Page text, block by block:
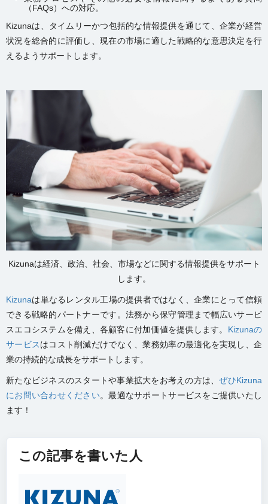
（FAQs）への対応。
Kizunaは、タイムリーかつ包括的な情報提供を通じて、企業が経営
状況を総合的に評価し、現在の市場に適した戦略的な意思決定を行
えるようサポートします。
Kizunaは経済、政治、社会、市場などに関する情報提供をサポート
します。
Kizunaは単なるレンタル工場の提供者ではなく、企業にとって信頼
できる戦略的パートナーです。法務から保守管理まで幅広いサービ
スエコシステムを備え、各顧客に付加価値を提供します。 Kizunaの
サービスはコスト削減だけでなく、業務効率の最適化を実現し、企
業の持続的な成長をサポートします。
新たなビジネスのスタートや事業拡大をお考えの方は、ぜひKizuna
にお問い合わせください。最適なサポートサービスをご提供いたし
ます！
この記事を書いた人